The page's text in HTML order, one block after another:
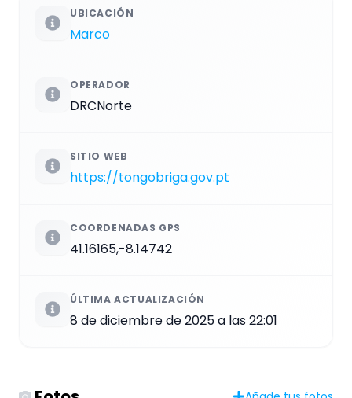
UBICACIÓN
Marco
OPERADOR
DRCNorte
SITIO WEB
https://tongobriga.gov.pt
COORDENADAS GPS
41.16165,-8.14742
ÚLTIMA ACTUALIZACIÓN
8 de diciembre de 2025 a las 22:01